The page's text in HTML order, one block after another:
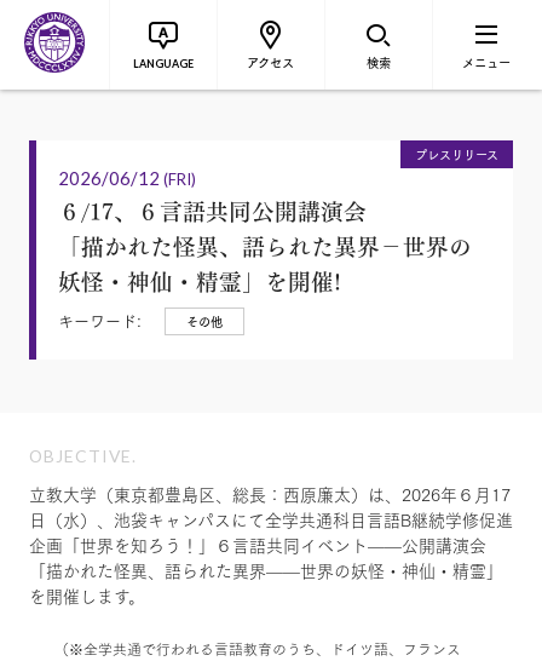
LANGUAGE アクセス 検索 メニュー
2026/06/12 (FRI)
プレスリリース
６/17、６言語共同公開講演会
「描かれた怪異、語られた異界－世界の
妖怪・神仙・精霊」を開催!
キーワード: その他
OBJECTIVE.
立教大学（東京都豊島区、総長：西原廉太）は、2026年６月17
日（水）、池袋キャンパスにて全学共通科目言語B継続学修促進
企画「世界を知ろう！」６言語共同イベント——公開講演会
「描かれた怪異、語られた異界——世界の妖怪・神仙・精霊」
を開催します。
（※全学共通で行われる言語教育のうち、ドイツ語、フランス